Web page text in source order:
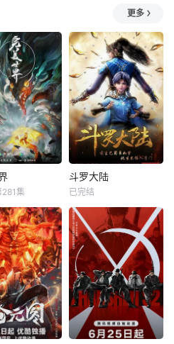
更多
281集
斗罗大陆
已完结